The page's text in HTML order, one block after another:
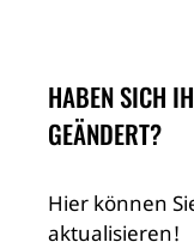
HABEN SICH
GEÄNDERT?
Hier können
aktualisieren!